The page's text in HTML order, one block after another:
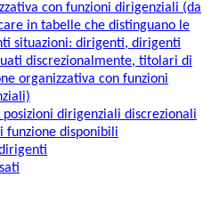
con funzioni dirigenziali (da
in tabelle che distinguano le
situazioni: dirigenti, dirigenti
discrezionalmente, titolari di
organizzativa con funzioni
posizioni dirigenziali discrezionali
funzione disponibili